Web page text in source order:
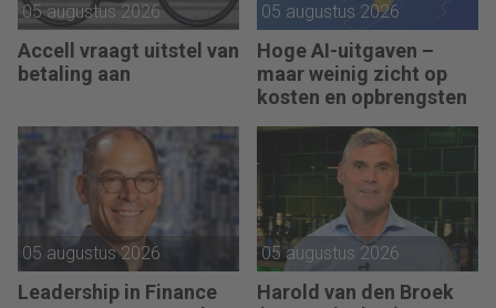
05 augustus 2026
Accell vraagt uitstel van
betaling aan
05 augustus 2026
Hoge AI-uitgaven –
maar weinig zicht op
kosten en opbrengsten
05 augustus 2026
Leadership in Finance
05 augustus 2026
Harold van den Broek